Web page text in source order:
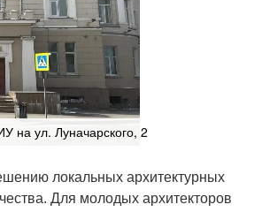
на ул. Луначарского, 2
локальных архитектурных
Для молодых архитекторов